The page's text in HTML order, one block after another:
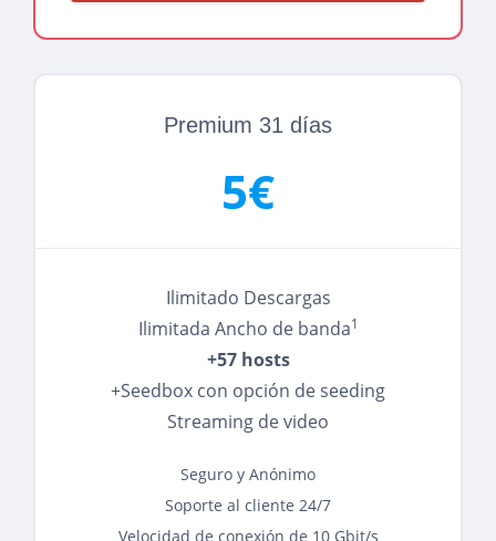
Premium 31 días
5€
Ilimitado Descargas
Ilimitada Ancho de banda1
+57 hosts
+Seedbox con opción de seeding
Streaming de video
Seguro y Anónimo
Soporte al cliente 24/7
Velocidad de conexión de 10 Gbit/s